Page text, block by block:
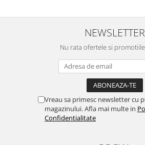
NEWSLETTER
Nu rata ofertele si
Vreau sa primesc newsletter cu
magazinului. Afla mai multe in
Confidentialitate